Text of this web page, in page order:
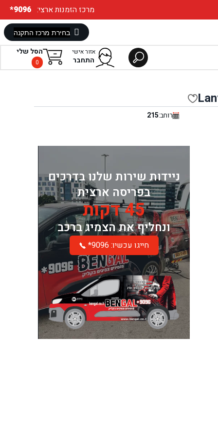
*9096 :מרכז הזמנות ארצי
הסל שלי
0
אזור אישי
התחבר
רוחב:215
ניידות שירות שלנו בדרכים
בפריסה ארצית
45 דקות
ונחליף את הצמיג ברכב
*חייגו עכשיו: 9096